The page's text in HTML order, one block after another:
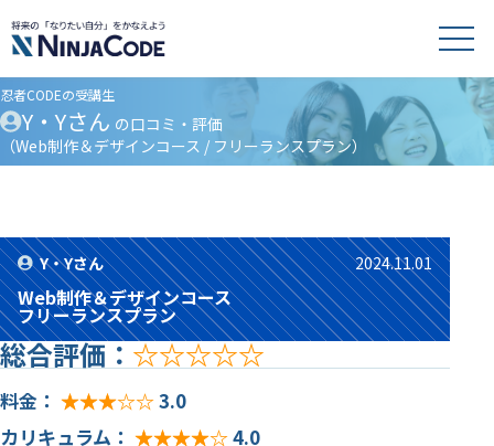
忍者CODEの受講生
Y・Yさん の口コミ・評価
（Web制作＆デザインコース / フリーランスプラン）
Y・Yさん 2024.11.01
Web制作＆デザインコース
フリーランスプラン
総合評価：★★★★★
料金： ★★★★★3.0
カリキュラム： ★★★★★4.0